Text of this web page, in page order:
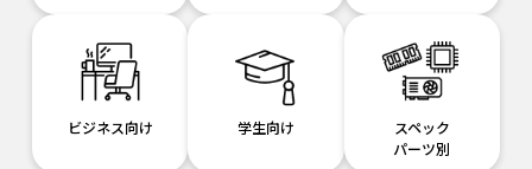
ビジネス向け 学生向け
スペック
パーツ別